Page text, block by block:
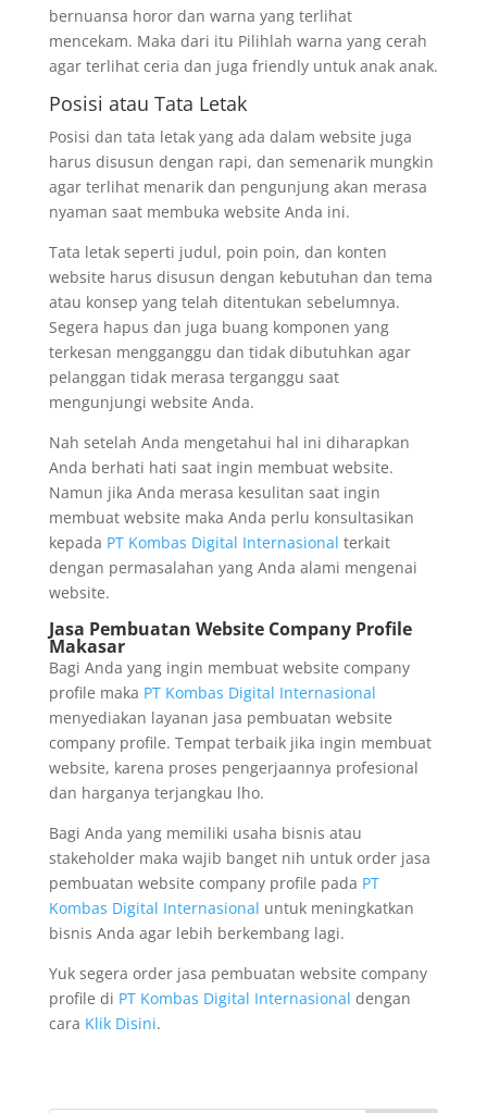
bernuansa horor dan warna yang terlihat
mencekam. Maka dari itu Pilihlah warna yang cerah
agar terlihat ceria dan juga friendly untuk anak anak.
Posisi atau Tata Letak
Posisi dan tata letak yang ada dalam website juga
harus disusun dengan rapi, dan semenarik mungkin
agar terlihat menarik dan pengunjung akan merasa
nyaman saat membuka website Anda ini.
Tata letak seperti judul, poin poin, dan konten
website harus disusun dengan kebutuhan dan tema
atau konsep yang telah ditentukan sebelumnya.
Segera hapus dan juga buang komponen yang
terkesan mengganggu dan tidak dibutuhkan agar
pelanggan tidak merasa terganggu saat
mengunjungi website Anda.
Nah setelah Anda mengetahui hal ini diharapkan
Anda berhati hati saat ingin membuat website.
Namun jika Anda merasa kesulitan saat ingin
membuat website maka Anda perlu konsultasikan
kepada PT Kombas Digital Internasional terkait
dengan permasalahan yang Anda alami mengenai
website.
Jasa Pembuatan Website Company Profile
Makasar
Bagi Anda yang ingin membuat website company
profile maka PT Kombas Digital Internasional
menyediakan layanan jasa pembuatan website
company profile. Tempat terbaik jika ingin membuat
website, karena proses pengerjaannya profesional
dan harganya terjangkau lho.
Bagi Anda yang memiliki usaha bisnis atau
stakeholder maka wajib banget nih untuk order jasa
pembuatan website company profile pada PT
Kombas Digital Internasional untuk meningkatkan
bisnis Anda agar lebih berkembang lagi.
Yuk segera order jasa pembuatan website company
profile di PT Kombas Digital Internasional dengan
cara Klik Disini.